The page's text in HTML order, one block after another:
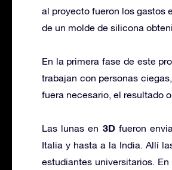
al proyecto fueron los gastos
de un molde de silicona
En la primera fase de este
trabajan con personas
fuera necesario, el resultado
Las lunas en 3Dfueron
Italia y hasta a la India. Allí
estudiantes universitarios.